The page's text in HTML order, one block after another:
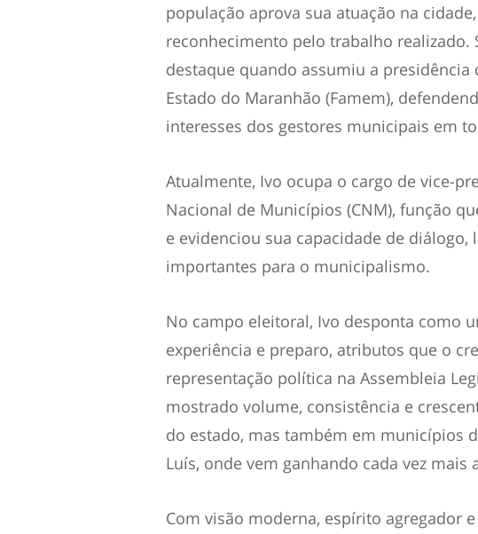
população aprova sua atuação na
reconhecimento pelo trabalho realizado.
destaque quando assumiu a
Estado do Maranhão (Famem),
interesses dos gestores municipais em
Atualmente, Ivo ocupa o cargo de vice-
Nacional de Municípios (CNM), função
e evidenciou sua capacidade de diálogo,
importantes para o municipalismo.
No campo eleitoral, Ivo desponta como
experiência e preparo, atributos que o
representação política na Assembleia
mostrado volume, consistência e
do estado, mas também em municípios
Luís, onde vem ganhando cada vez
Com visão moderna, espírito agregador